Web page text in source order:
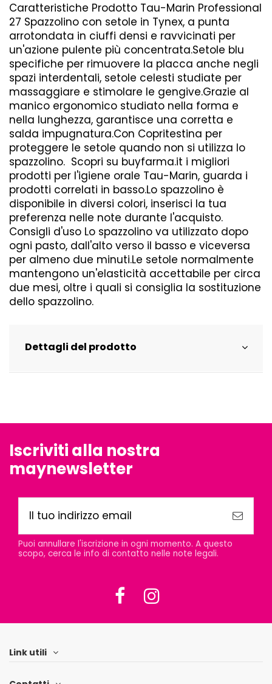
Caratteristiche Prodotto Tau-Marin Professional
27 Spazzolino con setole in Tynex, a punta
arrotondata in ciuffi densi e ravvicinati per
un'azione pulente più concentrata.Setole blu
specifiche per rimuovere la placca anche negli
spazi interdentali, setole celesti studiate per
massaggiare e stimolare le gengive.Grazie al
manico ergonomico studiato nella forma e
nella lunghezza, garantisce una corretta e
salda impugnatura.Con Copritestina per
proteggere le setole quando non si utilizza lo
spazzolino. Scopri su buyfarma.it i migliori
prodotti per l'igiene orale Tau-Marin, guarda i
prodotti correlati in basso.Lo spazzolino è
disponibile in diversi colori, inserisci la tua
preferenza nelle note durante l'acquisto.
Consigli d'uso Lo spazzolino va utilizzato dopo
ogni pasto, dall'alto verso il basso e viceversa
per almeno due minuti.Le setole normalmente
mantengono un'elasticità accettabile per circa
due mesi, oltre i quali si consiglia la sostituzione
dello spazzolino.
Dettagli del prodotto
Iscriviti alla nostra
maynewsletter
Puoi annullare l'iscrizione in ogni momento. A questo
scopo, cerca le info di contatto nelle note legali.
Link utili